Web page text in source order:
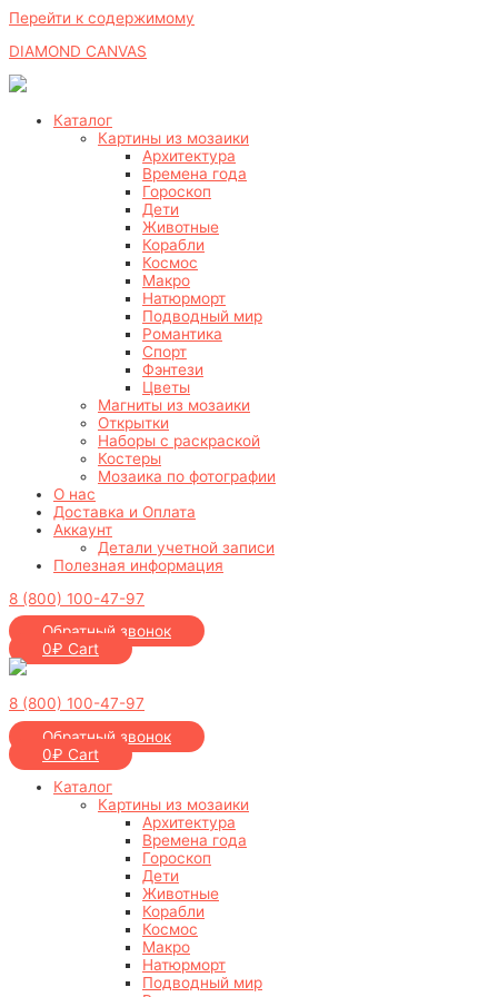
Перейти к содержимому
DIAMOND CANVAS
Каталог
Картины из мозаики
Архитектура
Времена года
Гороскоп
Дети
Животные
Корабли
Космос
Макро
Натюрморт
Подводный мир
Романтика
Спорт
Фэнтези
Цветы
Магниты из мозаики
Открытки
Наборы с раскраской
Костеры
Мозаика по фотографии
О нас
Доставка и Оплата
Аккаунт
Детали учетной записи
Полезная информация
8 (800) 100-47-97
Обратный звонок
0₽ Cart
8 (800) 100-47-97
Обратный звонок
0₽ Cart
Каталог
Картины из мозаики
Архитектура
Времена года
Гороскоп
Дети
Животные
Корабли
Космос
Макро
Натюрморт
Подводный мир